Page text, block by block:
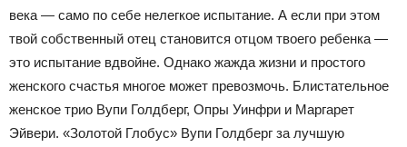
века — само по себе нелегкое испытание. А если при этом
твой собственный отец становится отцом твоего ребенка —
это испытание вдвойне. Однако жажда жизни и простого
женского счастья многое может превозмочь. Блистательное
женское трио Вупи Голдберг, Опры Уинфри и Маргарет
Эйвери. «Золотой Глобус» Вупи Голдберг за лучшую